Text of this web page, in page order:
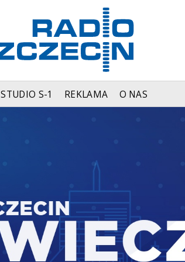
STUDIO S-1 REKLAMA O NAS